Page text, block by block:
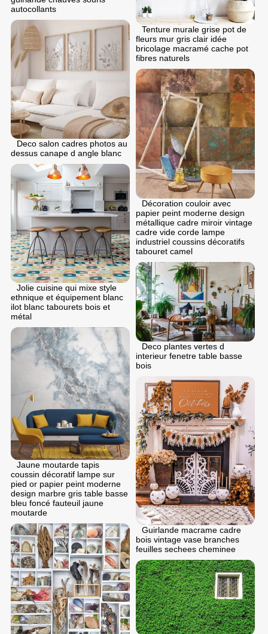
autocollants
Tenture murale grise pot de
fleurs mur gris clair idée
bricolage macramé cache pot
fibres naturels
Deco salon cadres photos au
dessus canape d angle blanc
Décoration couloir avec
papier peint moderne design
métallique cadre miroir vintage
cadre vide corde lampe
industriel coussins décoratifs
tabouret camel
Jolie cuisine qui mixe style
ethnique et équipement blanc
ilot blanc tabourets bois et
métal
Deco plantes vertes d
interieur fenetre table basse
bois
Jaune moutarde tapis
coussin décoratif lampe sur
pied or papier peint moderne
design marbre gris table basse
bleu foncé fauteuil jaune
moutarde
Guirlande macrame cadre
bois vintage vase branches
feuilles sechees cheminee